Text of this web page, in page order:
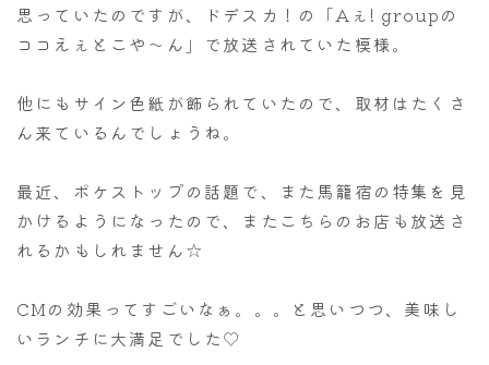
思っていたのですが、ドデスカ！の「Aぇ! groupの
ココえぇとこや～ん」で放送されていた模様。
他にもサイン色紙が飾られていたので、取材はたくさ
ん来ているんでしょうね。
最近、ポケストップの話題で、また馬籠宿の特集を見
かけるようになったので、またこちらのお店も放送さ
れるかもしれません☆
CMの効果ってすごいなぁ。。。と思いつつ、美味し
いランチに大満足でした♡